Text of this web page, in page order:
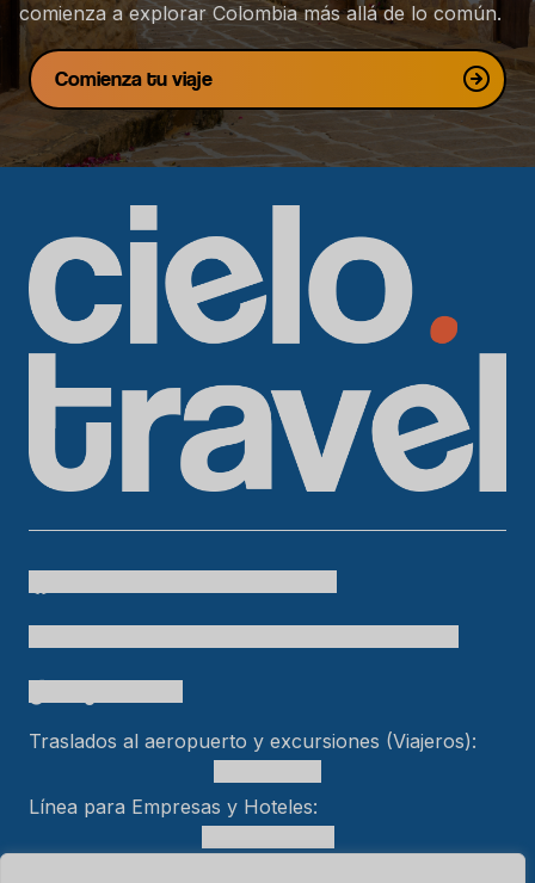
comienza a explorar Colombia más allá de lo común.
Comienza tu viaje
Traslados al aeropuerto y excursiones (Viajeros):
Línea para Empresas y Hoteles: